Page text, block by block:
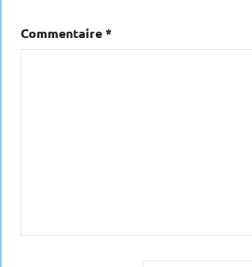
Commentaire*